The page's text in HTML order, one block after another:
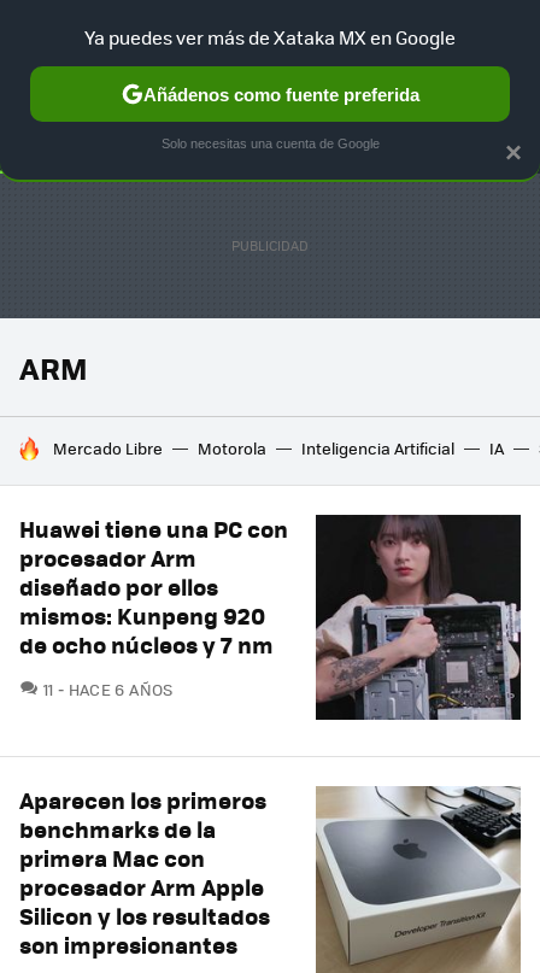
SELECCIÓN GAMING HOME AUTO TERRITORIO
ARM
HOY SE HABLA DE
Mercado Libre Motorola Inteligencia Artificial IA
Huawei tiene una PC con
procesador Arm
diseñado por ellos
mismos: Kunpeng 920
de ocho núcleos y 7 nm
11 COMENTARIOS
HACE 6 AÑOS
Aparecen los primeros
benchmarks de la
primera Mac con
procesador Arm Apple
Silicon y los resultados
son impresionantes
×
Ya puedes ver más de Xataka MX en Google
Añádenos como fuente preferida
Solo necesitas una cuenta de Google